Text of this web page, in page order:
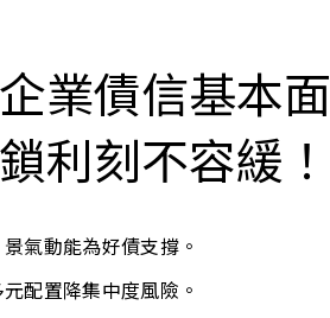
業債信基本面
刻不容緩！
氣動能為好債支撐。
配置降集中度風險。